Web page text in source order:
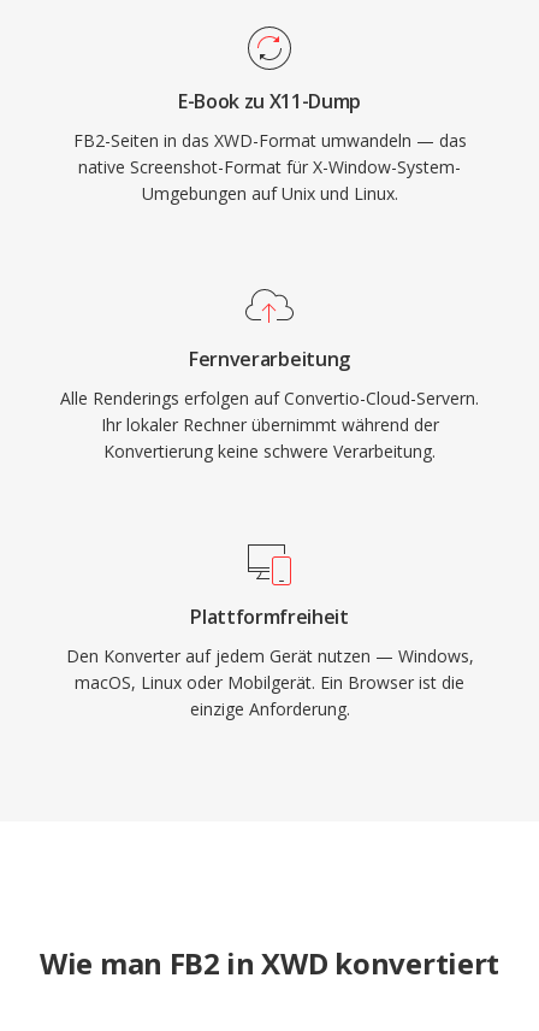
E-Book zu X11-Dump
FB2-Seiten in das XWD-Format umwandeln — das
native Screenshot-Format für X-Window-System-
Umgebungen auf Unix und Linux.
Fernverarbeitung
Alle Renderings erfolgen auf Convertio-Cloud-Servern.
Ihr lokaler Rechner übernimmt während der
Konvertierung keine schwere Verarbeitung.
Plattformfreiheit
Den Konverter auf jedem Gerät nutzen — Windows,
macOS, Linux oder Mobilgerät. Ein Browser ist die
einzige Anforderung.
Wie man FB2 in XWD konvertiert